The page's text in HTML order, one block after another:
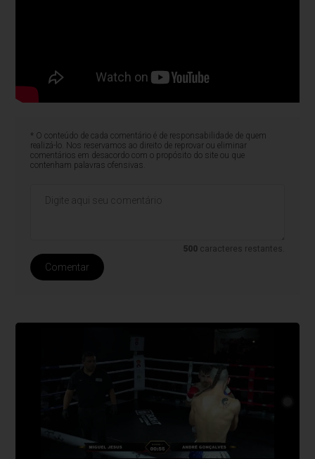
* O conteúdo de cada comentário é de responsabilidade de quem
realizá-lo. Nos reservamos ao direito de reprovar ou eliminar
comentários em desacordo com o propósito do site ou que
contenham palavras ofensivas.
500 caracteres restantes.
Comentar